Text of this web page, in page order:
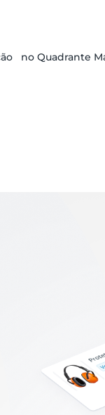
no Quadrante